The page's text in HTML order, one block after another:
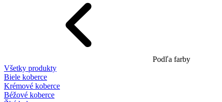
Podľa farby
Všetky produkty
Biele koberce
Krémové koberce
Béžové koberce